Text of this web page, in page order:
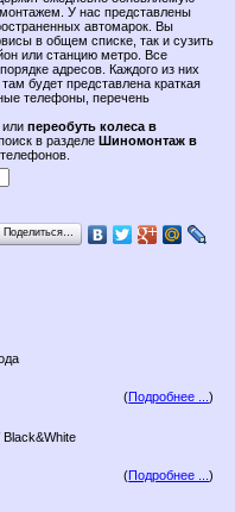
У нас представлены
автомарок. Вы
в общем списке, так и сузить
или станцию метро. Все
адресов. Каждого из них
будет представлена краткая
телефоны, перечень
или переобуть колеса в
в разделе Шиномонтаж в
Поделиться…
(Подробнее ...)
(Подробнее ...)